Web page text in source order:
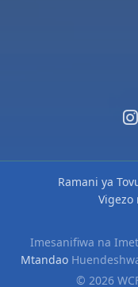
Ramani ya
Vigezo
Imesanifiwa na
Mtandao
© 2026